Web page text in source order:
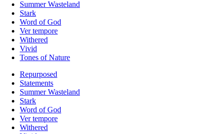
Summer Wasteland
Stark
Word of God
Ver tempore
Withered
Vivid
Tones of Nature
Repurposed
Statements
Summer Wasteland
Stark
Word of God
Ver tempore
Withered